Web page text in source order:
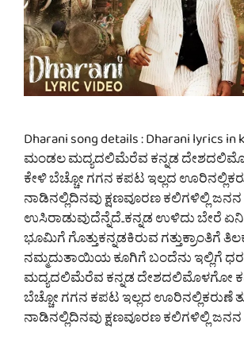
Dharani song details : Dharani lyrics
ಮಂಡಲ ಮದ್ಯದಲಿಮೆರೆವ ಕನ್ನಡ
ಕೇಳಿ ಬೆಚ್ಚೋ ಗಗನ ಕಪಟ ಇಲ್ಲದ
ನಾಡಿನಲ್ಲಿದಿನವು ಕ್ಷಣವೂರಣ ಕಲಿಗಳಿಲ್ಲಿ
ಉಸಿರಾಡುವುದೆನ್ನೆದೆ..ಕನ್ನಡ ಉಳಿದು ಬೇರೆ
ಭೂಮಿಗೆ ಗೊತ್ತುಕನ್ನಡಕಿರುವ ಗತ್ತುಕ್ರಾಂತಿಗೆ
ನಮ್ಮದುತಾಯಿಯ ಕೂಗಿಗೆ ಬಂದೆನು ಇಲ್ಲಿಗೆ
ಮದ್ಯದಲಿಮೆರೆವ ಕನ್ನಡ ದೇಶದಲಿಮೊಳಗೋ
ಬೆಚ್ಚೋ ಗಗನ ಕಪಟ ಇಲ್ಲದ ಊರಿನಲ್ಲಿಕರುಣೆ
ನಾಡಿನಲ್ಲಿದಿನವು ಕ್ಷಣವೂರಣ ಕಲಿಗಳಿಲ್ಲಿ